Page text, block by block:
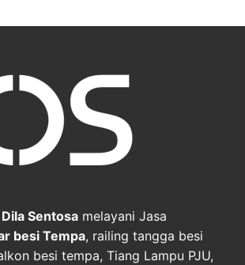
Sentosa melayani Jasa
besi Tempa, railing tangga besi
besi tempa, Tiang Lampu PJU,